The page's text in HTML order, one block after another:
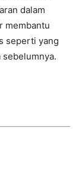
dalam
membantu
seperti yang
sebelumnya.